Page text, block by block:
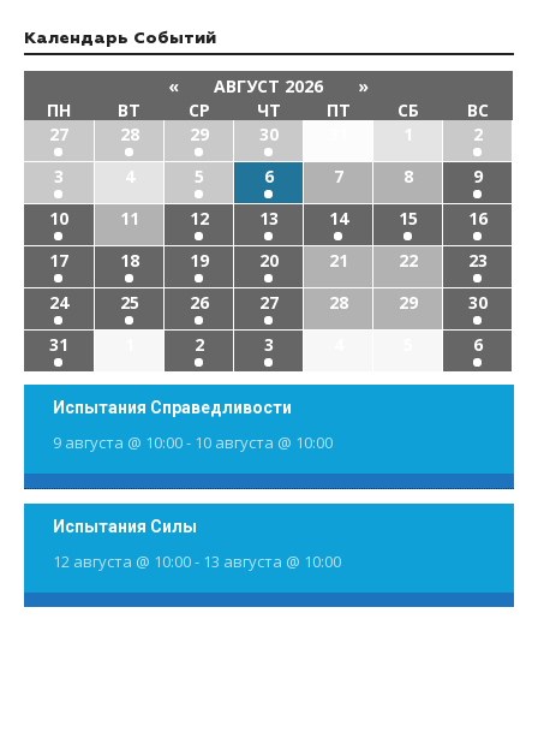
Календарь Cобытий
« АВГУСТ 2026
»
ПН
ВТ СР ЧТ ПТ СБ
ВС
27
28 29 30 1
2
3
4 5 6 7 8
9
10
11 12 13 14 15
16
17
18 19 20 21 22
23
24
25 26 27 28 29
30
31
2 3 6
Испытания Справедливости
9 августа @ 10:00- 10 августа @ 10:00
Испытания Силы
12 августа @ 10:00- 13 августа @ 10:00